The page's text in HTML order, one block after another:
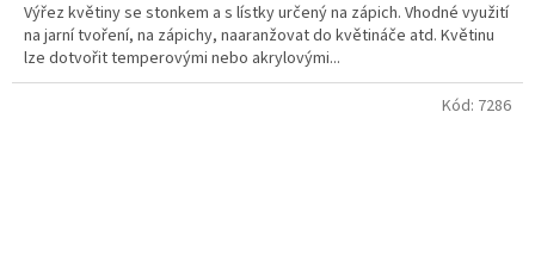
Výřez květiny se stonkem a s lístky určený na zápich. Vhodné využití
na jarní tvoření, na zápichy, naaranžovat do květináče atd. Květinu
lze dotvořit temperovými nebo akrylovými...
Kód: 7286